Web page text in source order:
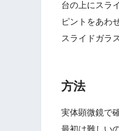
台の上にスラ
ピントをあわ
スライドガラ
方法
実体顕微鏡で